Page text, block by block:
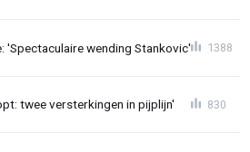
'Spectaculaire wending Stankovic' 1388
twee versterkingen in pijplijn' 830